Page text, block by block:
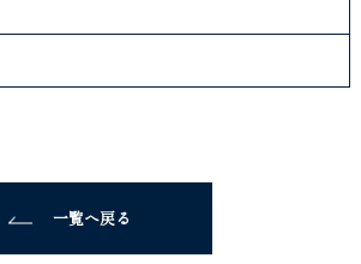
一覧へ戻る